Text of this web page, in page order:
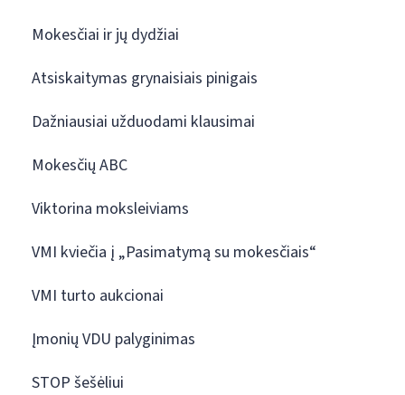
Mokesčiai ir jų dydžiai
Atsiskaitymas grynaisiais pinigais
Dažniausiai užduodami klausimai
Mokesčių ABC
Viktorina moksleiviams
VMI kviečia į „Pasimatymą su mokesčiais“
VMI turto aukcionai
Įmonių VDU palyginimas
STOP šešėliui